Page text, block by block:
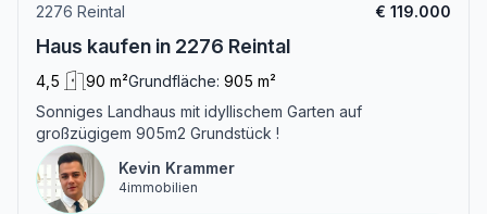
2276 Reintal € 119.000
Haus kaufen in 2276 Reintal
4,5 90 m²Grundfläche: 905 m²
Sonniges Landhaus mit idyllischem Garten auf
großzügigem 905m2 Grundstück !
Kevin Krammer
4immobilien